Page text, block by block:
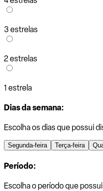
3 estrelas
2 estrelas
1 estrela
Dias da semana:
Escolha os dias que possui
Segunda-feira Terça-feira
Período:
Escolha o período que